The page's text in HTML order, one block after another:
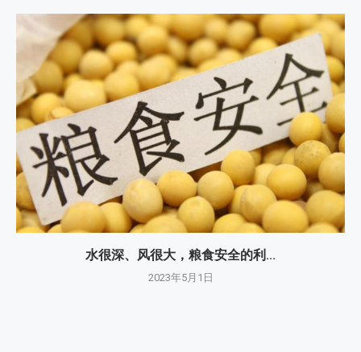
水很深、风很大，粮食安全的利...
2023年5月1日